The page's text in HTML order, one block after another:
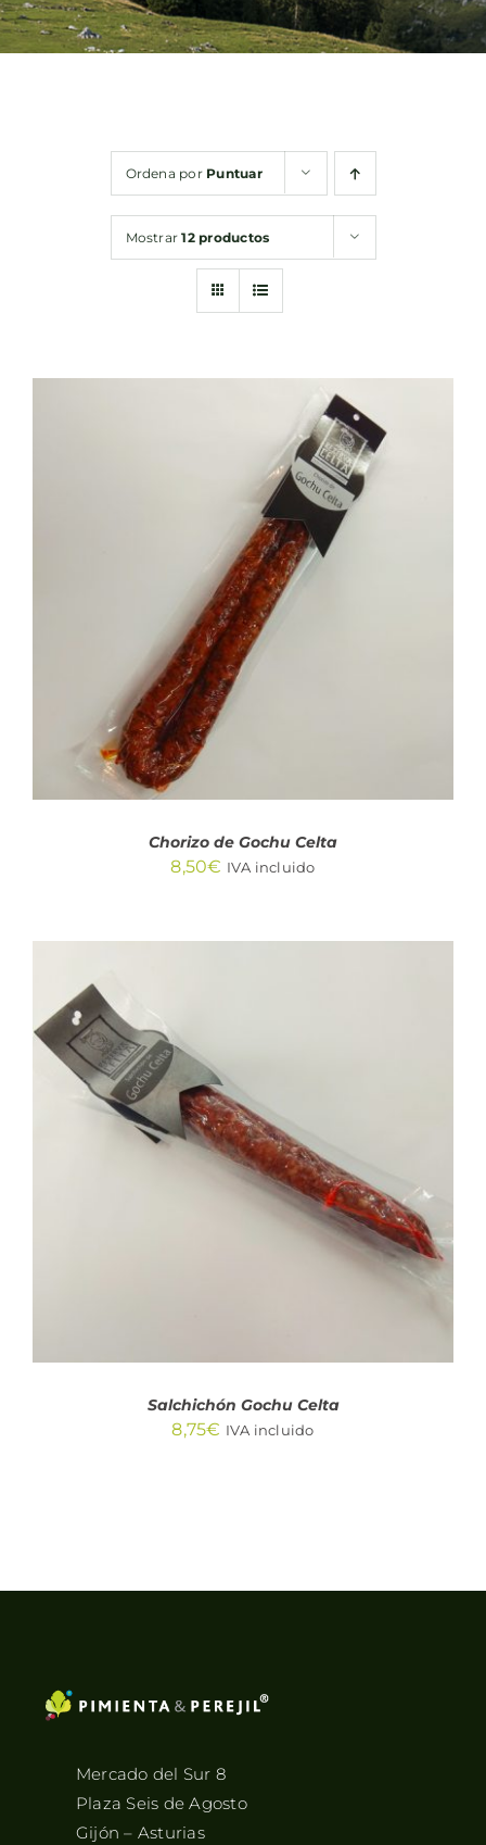
Bebidas
Ordena por Puntuar
Mostrar12 productos
AÑADIR AL CARRITO
Chorizo de Gochu Celta
8,50€ IVA incluido
AÑADIR AL CARRITO
Salchichón Gochu Celta
8,75€ IVA incluido
Mercado del Sur 8
Plaza Seis de Agosto
Gijón – Asturias